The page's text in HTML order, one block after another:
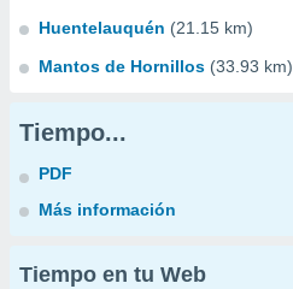
Huentelauquén (21.15 km)
Mantos de Hornillos (33.93 km)
Tiempo...
PDF
Más información
Tiempo en tu Web